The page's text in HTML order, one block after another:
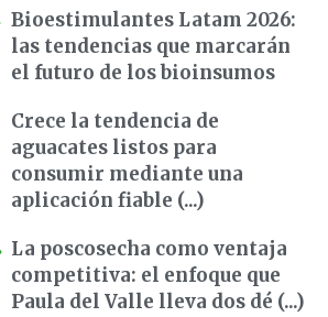
Bioestimulantes Latam 2026:
las tendencias que marcarán
el futuro de los bioinsumos
Crece la tendencia de
aguacates listos para
consumir mediante una
aplicación fiable (...)
La poscosecha como ventaja
competitiva: el enfoque que
Paula del Valle lleva dos dé (...)